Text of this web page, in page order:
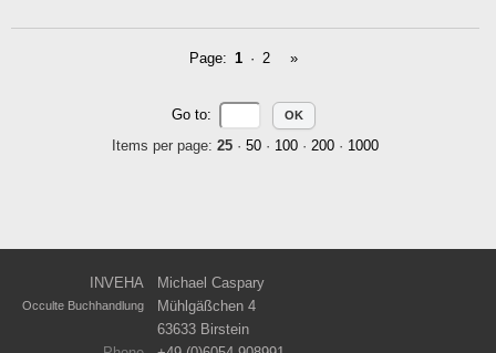
Page: 1 · 2 »
Go to:
Items per page: 25 · 50 · 100 · 200 · 1000
INVEHA Michael Caspary
Occulte Buchhandlung
Mühlgäßchen 4
63633 Birstein